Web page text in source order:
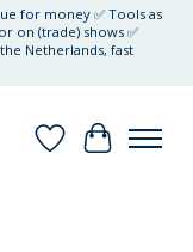
for money ✅ Tools as
on (trade) shows ✅
the Netherlands, fast
Verlanglijst